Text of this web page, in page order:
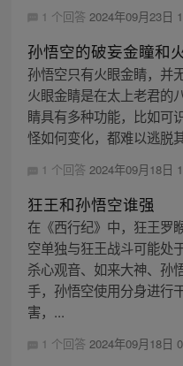
1 个回答 2024年09月23日
孙悟空的破妄金瞳和
孙悟空只有火眼金睛，并
火眼金睛是在太上老君的
睛具有多种功能，比如可
怪如何变化，都难以逃脱
1 个回答 2024年09月18日
狂王和孙悟空谁强
在《西行纪》中，狂王罗
空单独与狂王战斗可能处
杀心观音、如来大神、孙
手，孙悟空使用分身进行
害，...
1 个回答 2024年09月18日